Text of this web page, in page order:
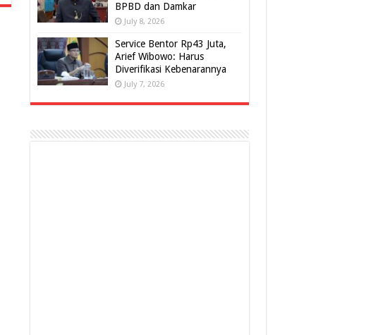
BPBD dan Damkar
July 8, 2026
Service Bentor Rp43 Juta,
Arief Wibowo: Harus
Diverifikasi Kebenarannya
July 7, 2026